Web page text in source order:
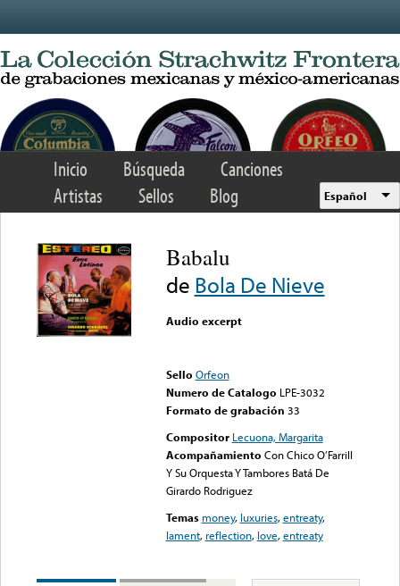
Inicio Búsqueda
Canciones
Artistas
Sellos Blog Español
Babalu
de Bola De Nieve
Audio excerpt
Sello Orfeon
Numero de Catalogo LPE-3032
Formato de grabación 33
Compositor Lecuona, Margarita
Acompañamiento Con Chico O’Farrill
Y Su Orquesta Y Tambores Batá De
Girardo Rodriguez
Temas money, luxuries,entreaty,
lament, reflection, love,entreaty